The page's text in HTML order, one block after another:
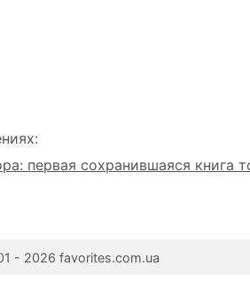
первая сохранившаяся книга
- 2026 favorites.com.ua